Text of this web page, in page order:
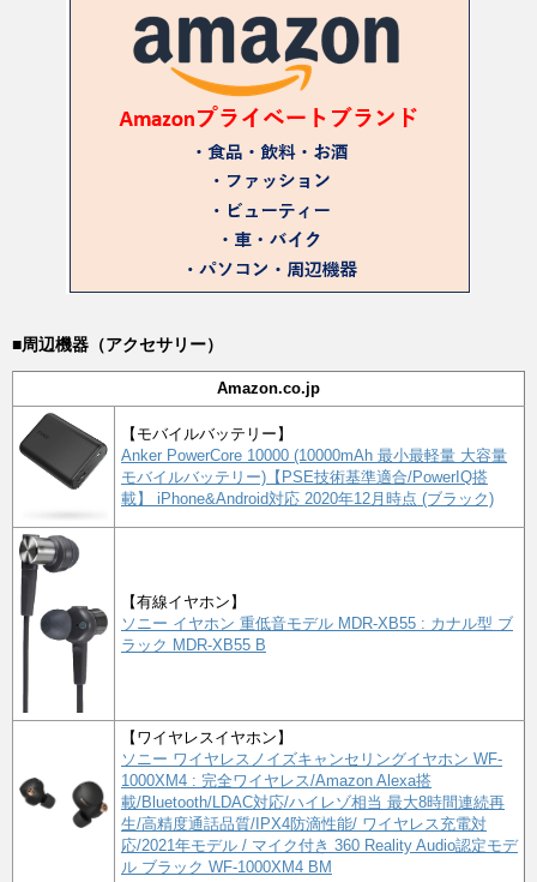
■周辺機器（アクセサリー）
Amazon.co.jp
【モバイルバッテリー】
Anker PowerCore 10000 (10000mAh 最小最軽量 大容量
モバイルバッテリー)【PSE技術基準適合/PowerIQ搭
載】 iPhone&Android対応 2020年12月時点 (ブラック)
【有線イヤホン】
ソニー イヤホン 重低音モデル MDR-XB55 : カナル型 ブ
ラック MDR-XB55 B
【ワイヤレスイヤホン】
ソニー ワイヤレスノイズキャンセリングイヤホン WF-
1000XM4 : 完全ワイヤレス/Amazon Alexa搭
載/Bluetooth/LDAC対応/ハイレゾ相当 最大8時間連続再
生/高精度通話品質/IPX4防滴性能/ ワイヤレス充電対
応/2021年モデル / マイク付き 360 Reality Audio認定モデ
ル ブラック WF-1000XM4 BM